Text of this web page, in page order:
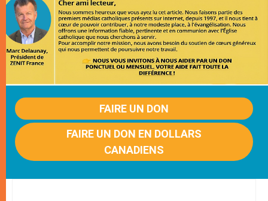
FAIRE UN DON
FAIRE UN DON EN DOLLARS
CANADIENS